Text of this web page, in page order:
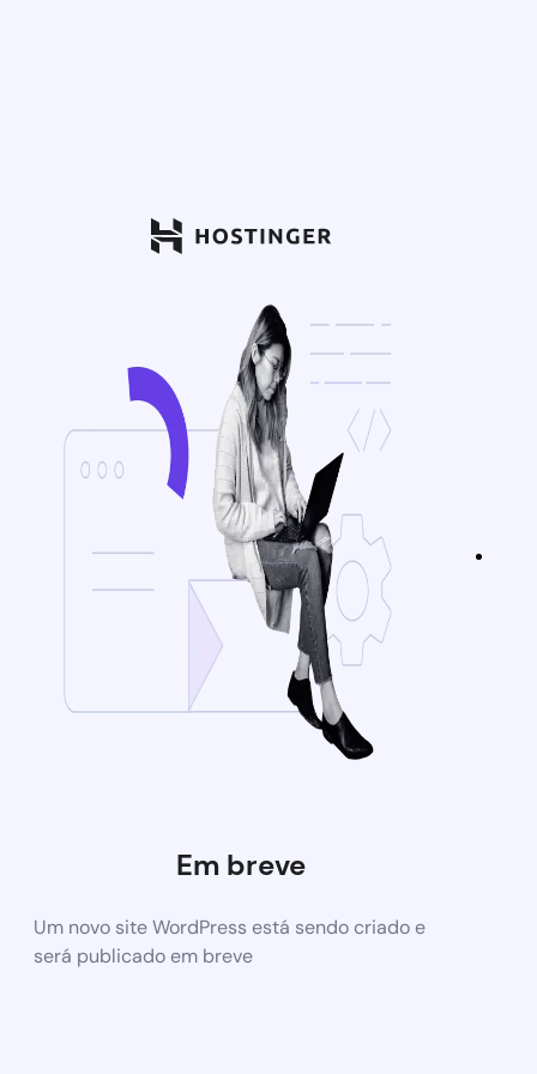
Em breve
Um novo site WordPress está sendo criado e
será publicado em breve